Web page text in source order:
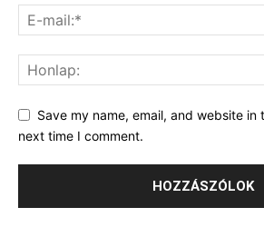
Save my name, email, and website in
next time I comment.